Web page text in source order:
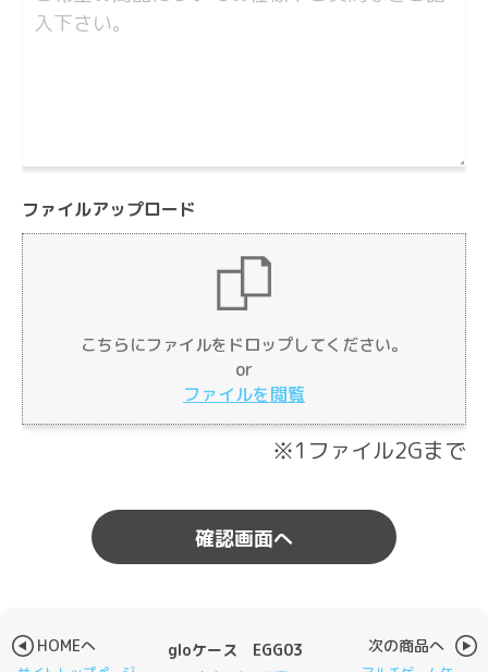
ファイルアップロード
Drag & Drop Files Here
or
Browse Files
こちらにファイルをドロップしてください。
or
ファイルを閲覧
※1ファイル2Gまで
HOMEへ gloケース EGG03 次の商品へ